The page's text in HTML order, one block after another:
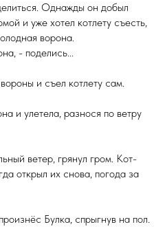
Однажды он добыл
и уже хотел котлету съесть,
ворона.
- поделись...
и съел котлету сам.
и улетела, разнося по ветру
ветер, грянул гром. Кот-
открыл их снова, погода за
Булка, спрыгнув на пол.